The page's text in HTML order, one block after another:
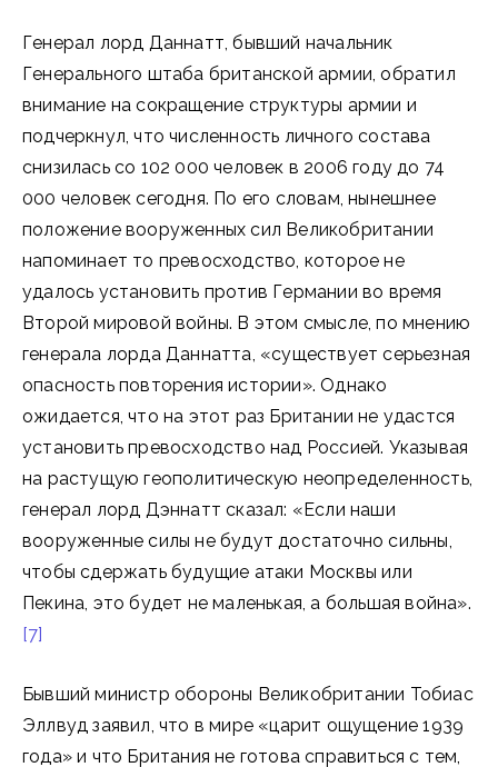
Генерал лорд Даннатт, бывший начальник
Генерального штаба британской армии, обратил
внимание на сокращение структуры армии и
подчеркнул, что численность личного состава
снизилась со 102 000 человек в 2006 году до 74
000 человек сегодня. По его словам, нынешнее
положение вооруженных сил Великобритании
напоминает то превосходство, которое не
удалось установить против Германии во время
Второй мировой войны. В этом смысле, по мнению
генерала лорда Даннатта, «существует серьезная
опасность повторения истории». Однако
ожидается, что на этот раз Британии не удастся
установить превосходство над Россией. Указывая
на растущую геополитическую неопределенность,
генерал лорд Дэннатт сказал: «Если наши
вооруженные силы не будут достаточно сильны,
чтобы сдержать будущие атаки Москвы или
Пекина, это будет не маленькая, а большая война».
[7]
Бывший министр обороны Великобритании Тобиас
Эллвуд заявил, что в мире «царит ощущение 1939
года» и что Британия не готова справиться с тем,